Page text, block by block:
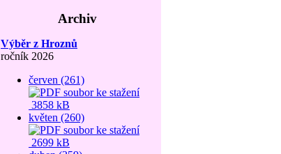
Archiv
Výběr z Hroznů
ročník 2026
červen (261)
3858 kB
květen (260)
2699 kB